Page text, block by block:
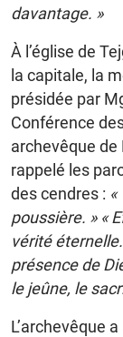
davantage. »
À l’église de
la capitale, la
présidée par
Conférence
archevêque de
rappelé les
des cendres :
poussière. » «
vérité
présence de
le jeûne, le
L’archevêque